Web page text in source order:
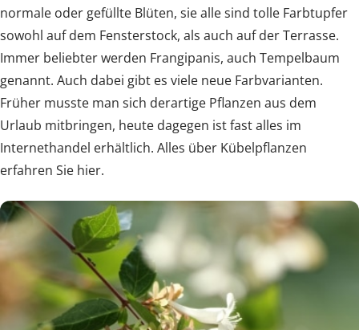
normale oder gefüllte Blüten, sie alle sind tolle Farbtupfer
sowohl auf dem Fensterstock, als auch auf der Terrasse.
Immer beliebter werden Frangipanis, auch Tempelbaum
genannt. Auch dabei gibt es viele neue Farbvarianten.
Früher musste man sich derartige Pflanzen aus dem
Urlaub mitbringen, heute dagegen ist fast alles im
Internethandel erhältlich. Alles über Kübelpflanzen
erfahren Sie hier.